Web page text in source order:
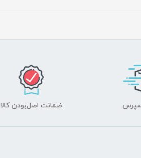
ضمانت اصل‌بودن کالا